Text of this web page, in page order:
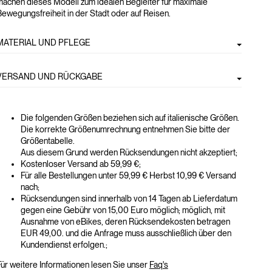
in der Stadt oder auf Reisen.
UND PFLEGE
UND RÜCKGABE
Die folgenden Größen beziehen sich auf italienische Größen.
Die korrekte Größenumrechnung entnehmen Sie bitte der
Größentabelle.
Aus diesem Grund werden Rücksendungen nicht akzeptiert;
Kostenloser Versand ab 59,99 €;
Für alle Bestellungen unter 59,99 € Herbst 10,99 € Versand
nach;
Rücksendungen sind innerhalb von 14 Tagen ab Lieferdatum
gegen eine Gebühr von 15,00 Euro möglich; möglich, mit
Ausnahme von eBikes, deren Rücksendekosten betragen
EUR 49,00. und die Anfrage muss ausschließlich über den
Kundendienst erfolgen.;
weitere Informationen lesen Sie unser Faq's